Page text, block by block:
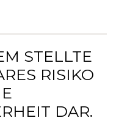
STELLTE
RISIKO
DAR.